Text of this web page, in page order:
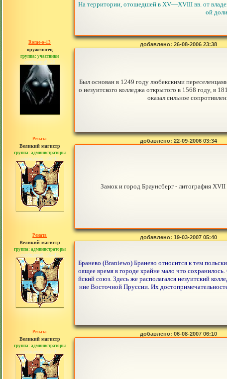
На территории, отошедшей в XV—XVIII вв. от
ой
Rome-o-13
оруженосец
группа: участники
сообщений: 20
добавлено: 26-08-2006 23:38
Был основан в 1249 году любекскими
о иезуитского колледжа открытого в 1568 году, в
оказал сильное
Рената
Великий магистр
группа: администраторы
сообщений: 30442
добавлено: 22-09-2006 03:34
Замок и город Браунсберг - литография XVII
Рената
Великий магистр
группа: администраторы
сообщений: 30442
добавлено: 19-03-2007 05:40
Бранево (Braniewo) Бранево относится к тем
оящее время в городе крайне мало что
йский союз. Здесь же располагался иезуитский
ние Восточной Пруссии. Их
Рената
Великий магистр
группа: администраторы
сообщений: 30442
добавлено: 06-08-2007 06:10